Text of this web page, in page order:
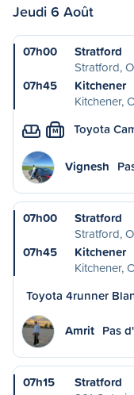
Jeudi 6 Août
07h00
Stratford
Stratford,
07h45
Kitchener
Kitchener,
M Toyota
Vignesh
07h00
Stratford
Stratford,
07h45
Kitchener
Kitchener,
Toyota 4runner
Amrit Pas
07h15
Stratford